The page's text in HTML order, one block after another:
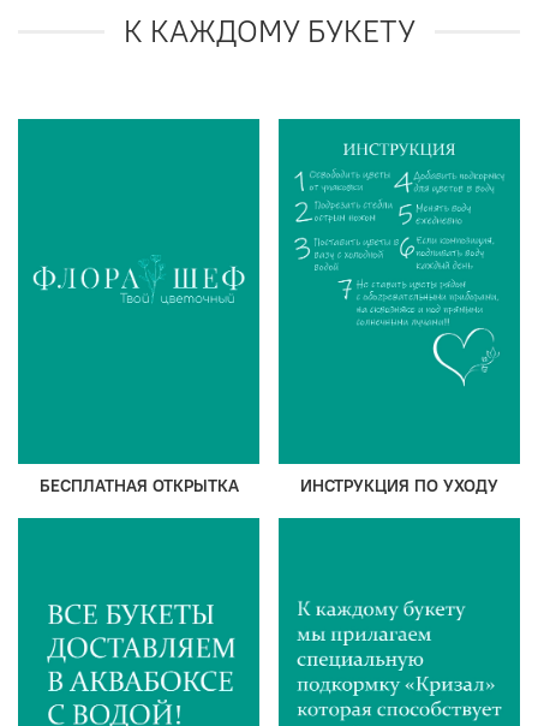
К КАЖДОМУ БУКЕТУ
БЕСПЛАТНАЯ ОТКРЫТКА ИНСТРУКЦИЯ ПО УХОДУ